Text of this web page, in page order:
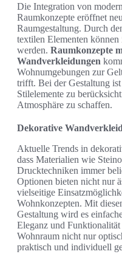
Die Integration von
Raumkonzepte eröffnet
Raumgestaltung. Durch
textilen Elementen
werden. Raumkonzepte
Wandverkleidungen
Wohnumgebungen zur
trifft. Bei der Gestaltung
Stilelemente zu
Atmosphäre zu schaffen.
Dekorative
Aktuelle Trends in
dass Materialien wie
Drucktechniken immer
Optionen bieten nicht nur
vielseitige
Wohnkonzepten. Mit
Gestaltung wird es
Eleganz und
Wohnraum nicht nur
praktisch und individuell